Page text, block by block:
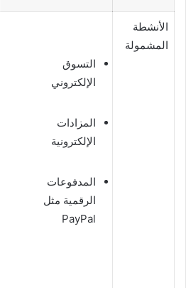
الأنشطة
المشمولة
التسوق
الإلكتروني
المزادات
الإلكترونية
المدفوعات
الرقمية مثل
PayPal